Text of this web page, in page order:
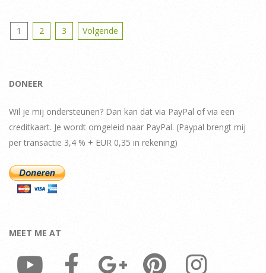
Berichten
1 2 3 Volgende
DONEER
Wil je mij ondersteunen? Dan kan dat via PayPal of via een
creditkaart. Je wordt omgeleid naar PayPal. (Paypal brengt mij
per transactie 3,4 % + EUR 0,35 in rekening)
MEET ME AT